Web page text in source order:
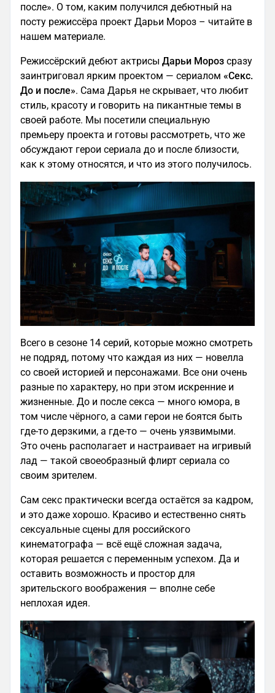
после». О том, каким получился дебютный на
посту режиссёра проект Дарьи Мороз – читайте в
нашем материале.
Режиссёрский дебют актрисы Дарьи Мороз сразу
заинтриговал ярким проектом — сериалом «Секс.
До и после». Сама Дарья не скрывает, что любит
стиль, красоту и говорить на пикантные темы в
своей работе. Мы посетили специальную
премьеру проекта и готовы рассмотреть, что же
обсуждают герои сериала до и после близости,
как к этому относятся, и что из этого получилось.
Всего в сезоне 14 серий, которые можно смотреть
не подряд, потому что каждая из них — новелла
со своей историей и персонажами. Все они очень
разные по характеру, но при этом искренние и
жизненные. До и после секса — много юмора, в
том числе чёрного, а сами герои не боятся быть
где-то дерзкими, а где-то — очень уязвимыми.
Это очень располагает и настраивает на игривый
лад — такой своеобразный флирт сериала со
своим зрителем.
Сам секс практически всегда остаётся за кадром,
и это даже хорошо. Красиво и естественно снять
сексуальные сцены для российского
кинематографа — всё ещё сложная задача,
которая решается с переменным успехом. Да и
оставить возможность и простор для
зрительского воображения — вполне себе
неплохая идея.